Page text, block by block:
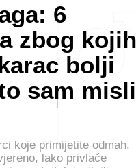
6
zbog kojih
bolji
sam misli
koje primijetite odmah.
lako privlače